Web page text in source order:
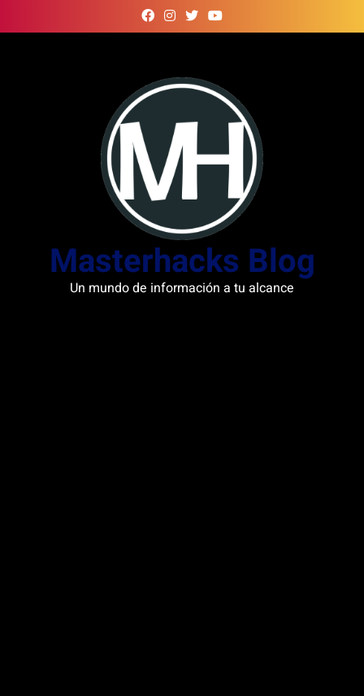
to
Masterhacks Blog
Un mundo de información a tu alcance